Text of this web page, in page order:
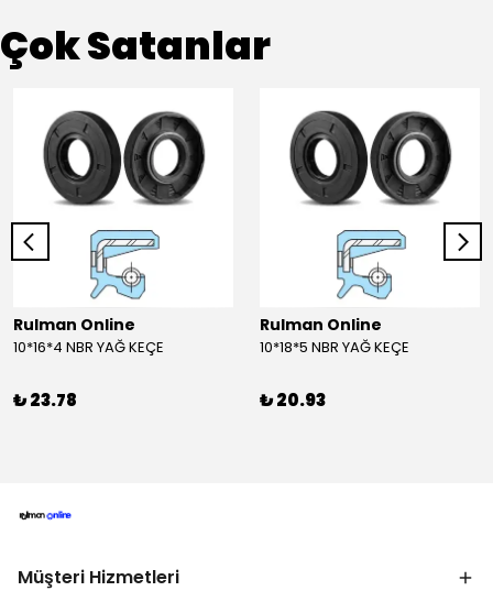
Çok Satanlar
Rulman Online
10*16*4 NBR YAĞ KEÇE
₺ 23.78
Rulman Online
10*18*5 NBR YAĞ KEÇE
₺ 20.93
Müşteri Hizmetleri